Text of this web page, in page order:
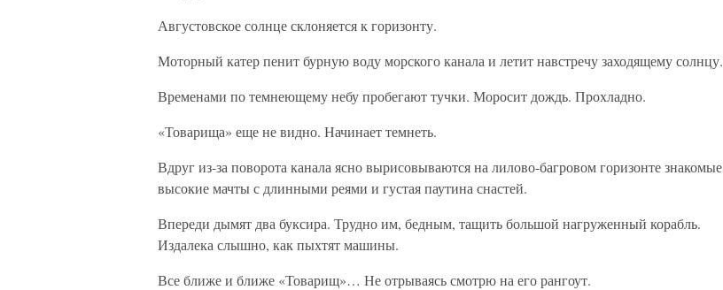
Августовское солнце склоняется к горизонту.
Моторный катер пенит бурную воду морского канала и летит навстречу заходящему солнцу.
Временами по темнеющему небу пробегают тучки. Моросит дождь. Прохладно.
«Товарища» еще не видно. Начинает темнеть.
Вдруг из-за поворота канала ясно вырисовываются на лилово-багровом горизонте знакомые
высокие мачты с длинными реями и густая паутина снастей.
Впереди дымят два буксира. Трудно им, бедным, тащить большой нагруженный корабль.
Издалека слышно, как пыхтят машины.
Все ближе и ближе «Товарищ»… Не отрываясь смотрю на его рангоут.